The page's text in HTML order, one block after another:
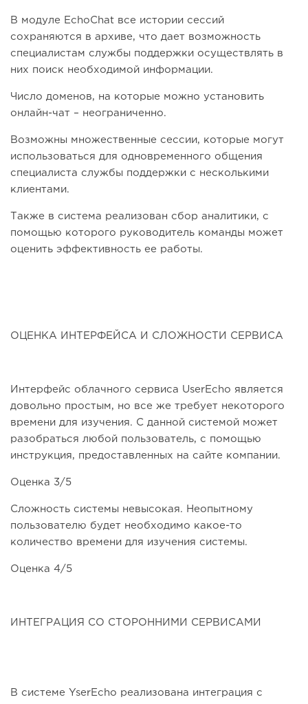
В модуле EchoChat все истории сессий
сохраняются в архиве, что дает возможность
специалистам службы поддержки осуществлять в
них поиск необходимой информации.
Число доменов, на которые можно установить
онлайн-чат – неограниченно.
Возможны множественные сессии, которые могут
использоваться для одновременного общения
специалиста службы поддержки с несколькими
клиентами.
Также в система реализован сбор аналитики, с
помощью которого руководитель команды может
оценить эффективность ее работы.
ОЦЕНКА ИНТЕРФЕЙСА И СЛОЖНОСТИ СЕРВИСА
Интерфейс облачного сервиса UserEcho является
довольно простым, но все же требует некоторого
времени для изучения. С данной системой может
разобраться любой пользователь, с помощью
инструкция, предоставленных на сайте компании.
Оценка 3/5
Сложность системы невысокая. Неопытному
пользователю будет необходимо какое-то
количество времени для изучения системы.
Оценка 4/5
ИНТЕГРАЦИЯ СО СТОРОННИМИ СЕРВИСАМИ
В системе YserEcho реализована интеграция с